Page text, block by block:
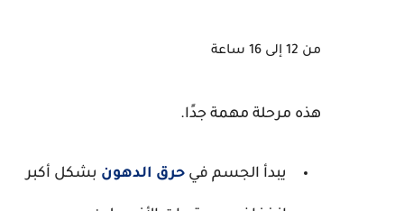
من 12 إلى 16 ساعة
هذه مرحلة مهمة جدًا.
يبدأ الجسم في حرق الدهون بشكل أكبر